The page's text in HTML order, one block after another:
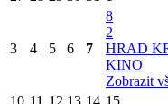
3 4 5 6 7
8
2
HRAD
KINO
Zobrazit
10 11 12 13 14 15